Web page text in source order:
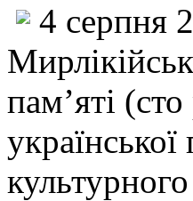
4 серпня
пам’яті